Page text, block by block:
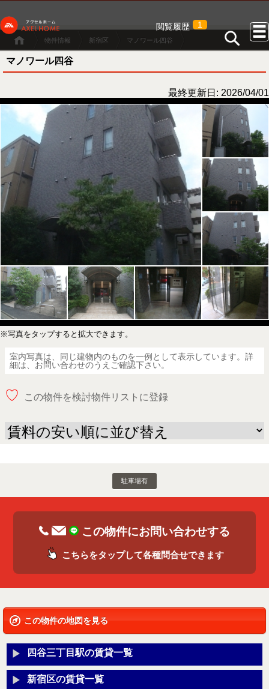
閲覧履歴 1
物件情報 新宿区 マノワール四谷
マノワール四谷
最終更新日: 2026/04/01
※写真をタップすると拡大できます。
室内写真は、同じ建物内のものを一例として表示しています。詳
細は、お問い合わせのうえご確認下さい。
♡ この物件を検討物件リストに登録
駐車場有
この物件にお問い合わせする
こちらをタップして各種問合せできます
この物件の地図を見る
四谷三丁目駅の賃貸一覧
新宿区の賃貸一覧